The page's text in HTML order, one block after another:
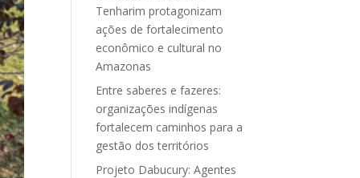
Tenharim protagonizam
ações de fortalecimento
econômico e cultural no
Amazonas
Entre saberes e fazeres:
organizações indígenas
fortalecem caminhos para a
gestão dos territórios
Projeto Dabucury: Agentes